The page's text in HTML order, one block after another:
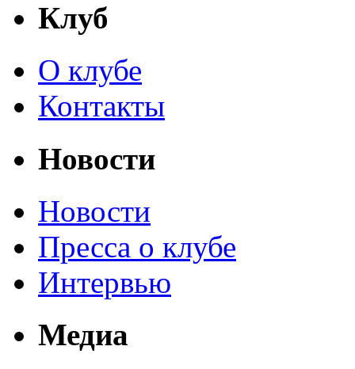
Клуб
О клубе
Контакты
Новости
Новости
Пресса о клубе
Интервью
Медиа